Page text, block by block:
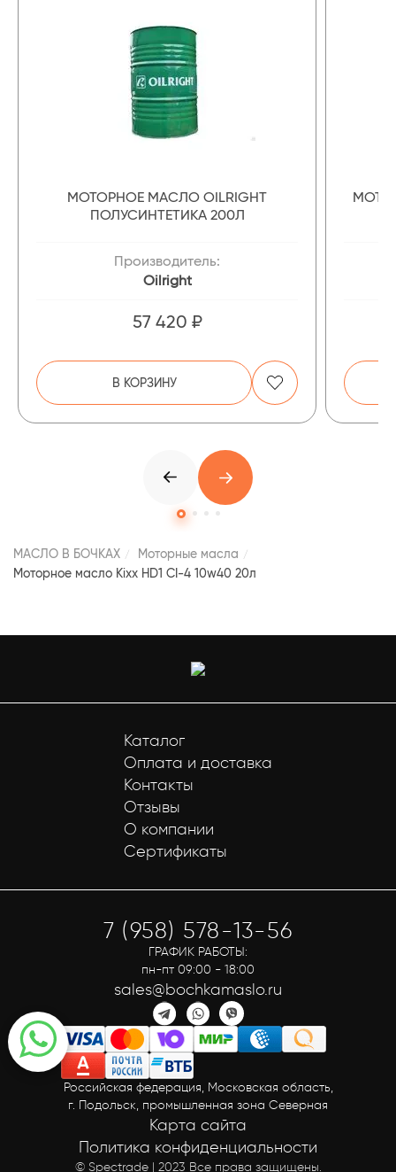
МОТОРНОЕ МАСЛО OILRIGHT
ПОЛУСИНТЕТИКА 200Л
Производитель:
Oilright
57 420 ₽
В КОРЗИНУ
МАСЛО В БОЧКАХ
Моторные масла
Моторное масло Kixx HD1 CI-4 10w40 20л
Каталог
Оплата и доставка
Контакты
Отзывы
О компании
Сертификаты
Российская федерация, Московская область,
г. Подольск, промышленная зона Северная
© Spectrade | 2023 Все права защищены.
Политика конфиденциальности
Карта сайта
7 (958) 578-13-56
ГРАФИК РАБОТЫ:
пн-пт 09:00 - 18:00
sales@bochkamaslo.ru